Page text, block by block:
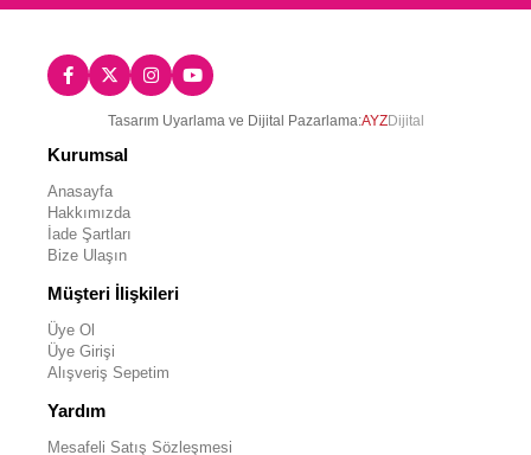
Tasarım Uyarlama ve Dijital Pazarlama:AYZDijital
Kurumsal
Anasayfa
Hakkımızda
İade Şartları
Bize Ulaşın
Müşteri İlişkileri
Üye Ol
Üye Girişi
Alışveriş Sepetim
Yardım
Mesafeli Satış Sözleşmesi